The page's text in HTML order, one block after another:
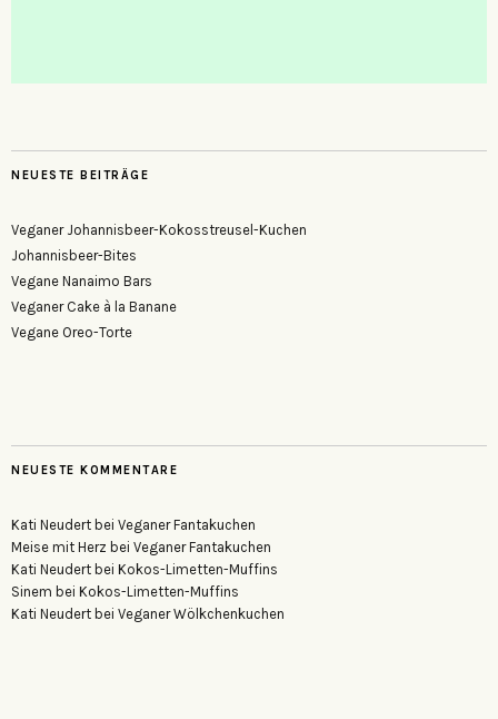
NEUESTE BEITRÄGE
Veganer Johannisbeer-Kokosstreusel-Kuchen
Johannisbeer-Bites
Vegane Nanaimo Bars
Veganer Cake à la Banane
Vegane Oreo-Torte
NEUESTE KOMMENTARE
Kati Neudert bei Veganer Fantakuchen
Meise mit Herz bei Veganer Fantakuchen
Kati Neudert bei Kokos-Limetten-Muffins
Sinem bei Kokos-Limetten-Muffins
Kati Neudert bei Veganer Wölkchenkuchen